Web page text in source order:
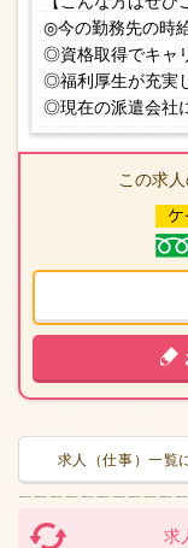
◎今の勤務先の時
◎資格取得でキャ
◎福利厚生が充実
◎現在の派遣会社
この求
求人（仕事）一覧
求